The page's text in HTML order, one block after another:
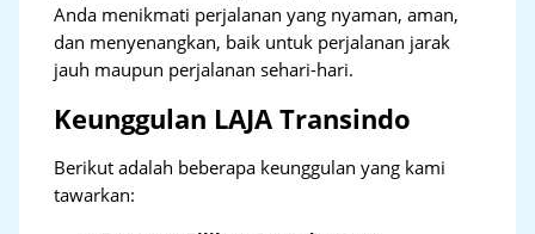
Anda menikmati perjalanan yang nyaman, aman,
dan menyenangkan, baik untuk perjalanan jarak
jauh maupun perjalanan sehari-hari.
Keunggulan LAJA Transindo
Berikut adalah beberapa keunggulan yang kami
tawarkan: